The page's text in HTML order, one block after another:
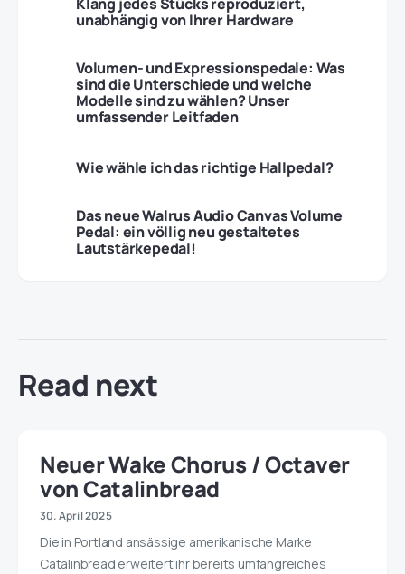
Klang jedes Stücks reproduziert,
unabhängig von Ihrer Hardware
Volumen- und Expressionspedale: Was
sind die Unterschiede und welche
Modelle sind zu wählen? Unser
umfassender Leitfaden
Wie wähle ich das richtige Hallpedal?
Das neue Walrus Audio Canvas Volume
Pedal: ein völlig neu gestaltetes
Lautstärkepedal!
Read next
Neuer Wake Chorus / Octaver
von Catalinbread
30. April 2025
Die in Portland ansässige amerikanische Marke
Catalinbread erweitert ihr bereits umfangreiches